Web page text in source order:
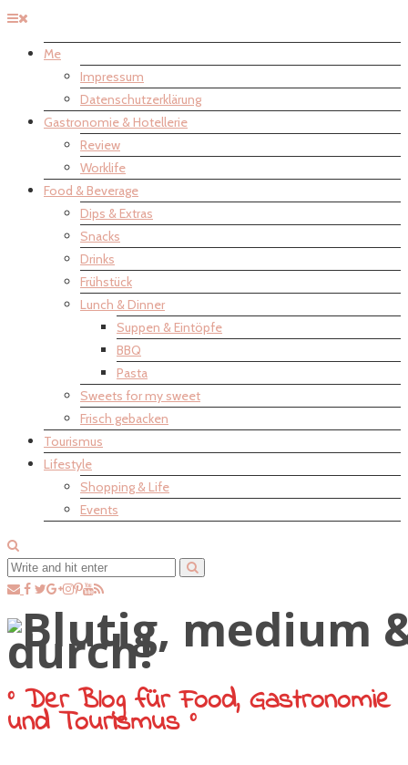
Me
Impressum
Datenschutzerklärung
Gastronomie & Hotellerie
Review
Worklife
Food & Beverage
Dips & Extras
Snacks
Drinks
Frühstück
Lunch & Dinner
Suppen & Eintöpfe
BBQ
Pasta
Sweets for my sweet
Frisch gebacken
Tourismus
Lifestyle
Shopping & Life
Events
° Der Blog für Food, Gastronomie
und Tourismus °